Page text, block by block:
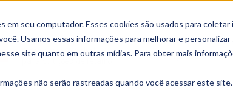
em seu computador. Esses cookies são usados para
Usamos essas informações para melhorar e
site quanto em outras mídias. Para obter mais
não serão rastreadas quando você acessar este
O seu parceiro global
Empresa